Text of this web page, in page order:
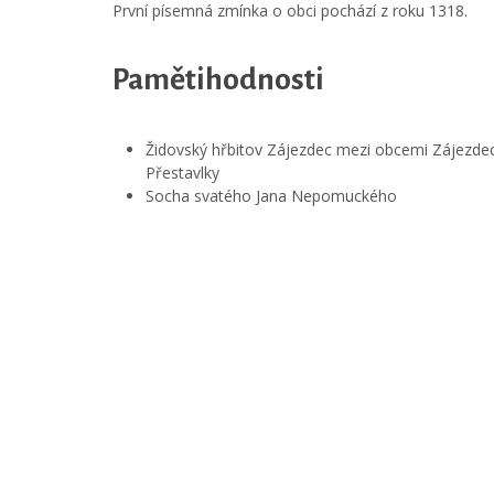
První písemná zmínka o obci pochází z roku 1318.
Pamětihodnosti
Židovský hřbitov Zájezdec mezi obcemi
Přestavlky
Socha svatého Jana Nepomuckého